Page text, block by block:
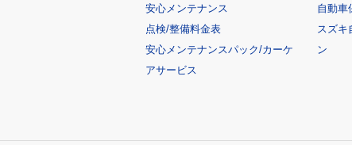
安心メンテナンス
点検/整備料金表
安心メンテナンスパック/カーケ
アサービス
自動車
スズキ
ン